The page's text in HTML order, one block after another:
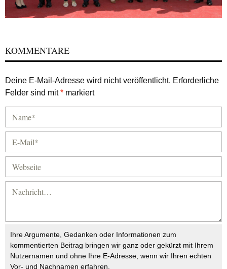
KOMMENTARE
Deine E-Mail-Adresse wird nicht veröffentlicht. Erforderliche
Felder sind mit* markiert
Ihre Argumente, Gedanken oder Informationen zum
kommentierten Beitrag bringen wir ganz oder gekürzt mit Ihrem
Nutzernamen und ohne Ihre E-Adresse, wenn wir Ihren echten
Vor- und Nachnamen erfahren.